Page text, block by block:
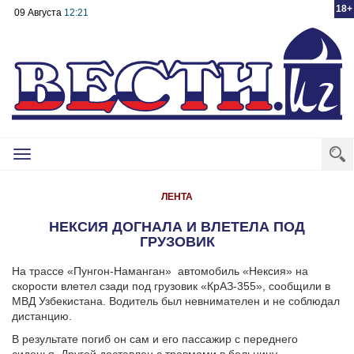
18+
09 Августа 12:21
Toggle
ЛЕНТА
НЕКСИЯ ДОГНАЛА И ВЛЕТЕЛА ПОД
ГРУЗОВИК
На трассе «Пунгон-Наманган» автомобиль «Нексия» на
скорости влетел сзади под грузовик «КрАЗ-355», сообщили в
МВД Узбекистана. Водитель был невнимателен и не соблюдал
дистанцию.
В результате погиб он сам и его пассажир с переднего